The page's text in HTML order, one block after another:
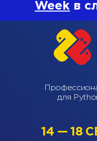
Week в
для
14 — 18